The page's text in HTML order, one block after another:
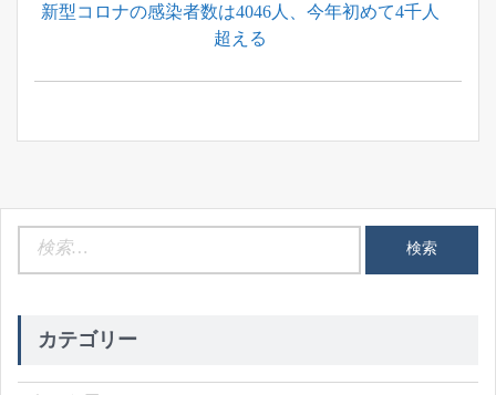
シ
ン
Next
新型コロナの感染者数は4046人、今年初めて4千人
超える
カテゴリー